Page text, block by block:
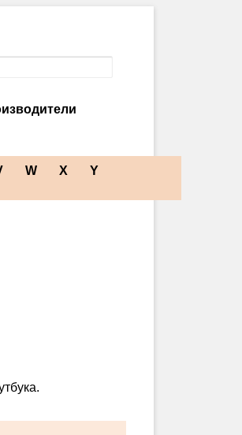
W X
Y